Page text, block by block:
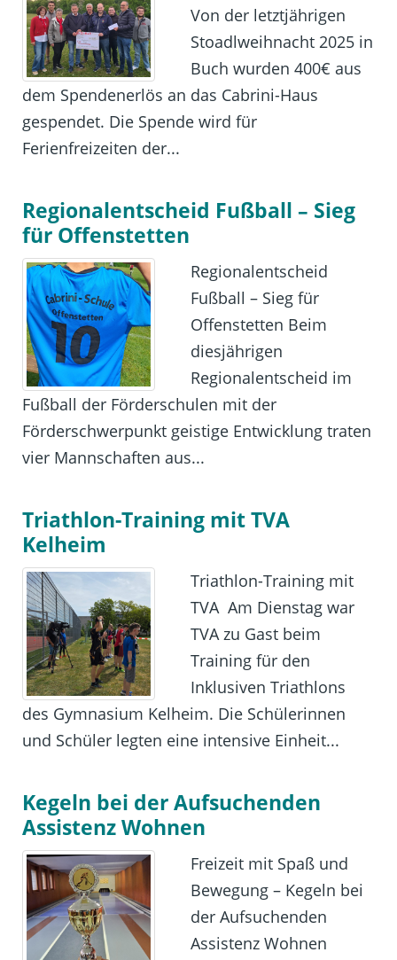
Von der letztjährigen
Stoadlweihnacht 2025 in
Buch wurden 400€ aus
dem Spendenerlös an das Cabrini-Haus
gespendet. Die Spende wird für
Ferienfreizeiten der...
Regionalentscheid Fußball – Sieg
für Offenstetten
Regionalentscheid
Fußball – Sieg für
Offenstetten Beim
diesjährigen
Regionalentscheid im
Fußball der Förderschulen mit der
Förderschwerpunkt geistige Entwicklung traten
vier Mannschaften aus...
Triathlon-Training mit TVA
Kelheim
Triathlon-Training mit
TVA Am Dienstag war
TVA zu Gast beim
Training für den
Inklusiven Triathlons
des Gymnasium Kelheim. Die Schülerinnen
und Schüler legten eine intensive Einheit...
Kegeln bei der Aufsuchenden
Assistenz Wohnen
Freizeit mit Spaß und
Bewegung – Kegeln bei
der Aufsuchenden
Assistenz Wohnen